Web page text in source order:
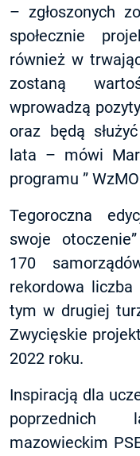
– zgłoszonych
społecznie
również w
zostaną
wprowadzą
oraz będą
lata – mówi
programu ”
Tegoroczna
swoje otoczenie
170
rekordowa
tym w drugiej
Zwycięskie
2022 roku.
Inspiracją dla
mazowieckim